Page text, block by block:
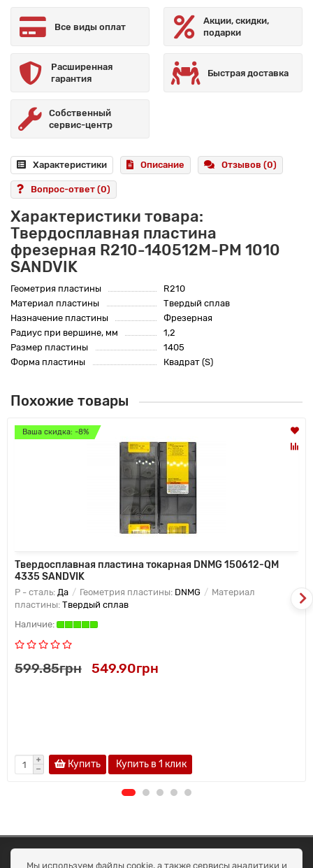
Все виды оплат
Акции, скидки,
подарки
Расширенная
гарантия
Быстрая доставка
Собственный
сервис-центр
Характеристики Описание Отзывов (0)
Вопрос-ответ (0)
Характеристики товара:
Твердосплавная пластина
фрезерная R210-140512M-PM 1010
SANDVIK
Геометрия пластины
R210
Материал пластины
Твердый сплав
Назначение пластины
Фрезерная
Радиус при вершине, мм
1,2
Размер пластины
1405
Форма пластины
Квадрат (S)
Похожие товары
Ваша скидка: -8%
Твердосплавная пластина токарная DNMG 150612-QM
4335 SANDVIK
P - сталь: Да Геометрия пластины: DNMG
Материал
пластины: Твердый сплав
599.85грн 549.90грн
Купить Купить в 1 клик
ОКЕАН ТРЕЙД
Мы используем файлы cookie, а также сервисы аналитики и